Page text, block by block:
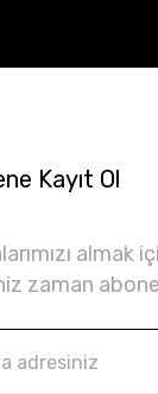
Kayıt Ol
almak
zaman